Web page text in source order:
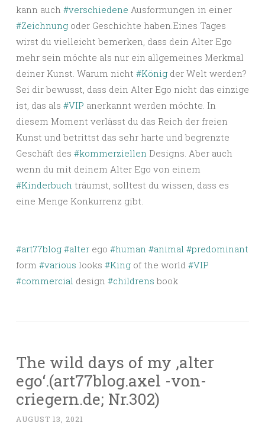
kann auch #verschiedene Ausformungen in einer
#Zeichnung oder Geschichte haben.Eines Tages
wirst du vielleicht bemerken, dass dein Alter Ego
mehr sein möchte als nur ein allgemeines Merkmal
deiner Kunst. Warum nicht #König der Welt werden?
Sei dir bewusst, dass dein Alter Ego nicht das einzige
ist, das als #VIP anerkannt werden möchte. In
diesem Moment verlässt du das Reich der freien
Kunst und betrittst das sehr harte und begrenzte
Geschäft des #kommerziellen Designs. Aber auch
wenn du mit deinem Alter Ego von einem
#Kinderbuch träumst, solltest du wissen, dass es
eine Menge Konkurrenz gibt.
#art77blog #alter ego #human #animal #predominant
form #various looks #King of the world #VIP
#commercial design #childrens book
The wild days of my ‚alter
ego‘.(art77blog.axel -von-
criegern.de; Nr.302)
AUGUST 13, 2021